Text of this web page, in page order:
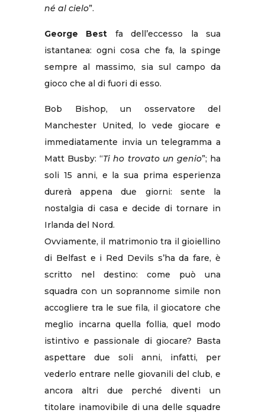
né al cielo”.
George Best fa dell’eccesso la sua
istantanea: ogni cosa che fa, la spinge
sempre al massimo, sia sul campo da
gioco che al di fuori di esso.
Bob Bishop, un osservatore del
Manchester United, lo vede giocare e
immediatamente invia un telegramma a
Matt Busby: “Ti ho trovato un genio”; ha
soli 15 anni, e la sua prima esperienza
durerà appena due giorni: sente la
nostalgia di casa e decide di tornare in
Irlanda del Nord.
Ovviamente, il matrimonio tra il gioiellino
di Belfast e i Red Devils s’ha da fare, è
scritto nel destino: come può una
squadra con un soprannome simile non
accogliere tra le sue fila, il giocatore che
meglio incarna quella follia, quel modo
istintivo e passionale di giocare? Basta
aspettare due soli anni, infatti, per
vederlo entrare nelle giovanili del club, e
ancora altri due perché diventi un
titolare inamovibile di una delle squadre